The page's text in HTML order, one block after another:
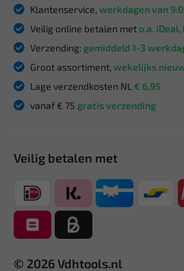
Klantenservice, werkdagen van
Veilig online betalen meto.a.
Verzending: gemiddeld 1-3
Groot assortiment, wekelijks
Lage verzendkosten NL € 6,95
vanaf € 75 gratis verzending
Veilig betalen met
© 2026 Vdhtools.nl